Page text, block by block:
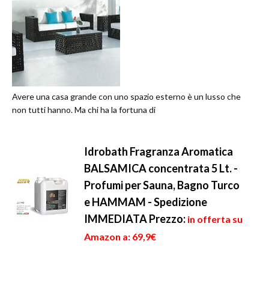
Avere una casa grande con uno spazio esterno è un lusso che
non tutti hanno. Ma chi ha la fortuna di
Idrobath Fragranza Aromatica
BALSAMICA concentrata 5 Lt. -
Profumi per Sauna, Bagno Turco
e HAMMAM - Spedizione
IMMEDIATAPrezzo: in offerta su
Amazon a: 69,9€